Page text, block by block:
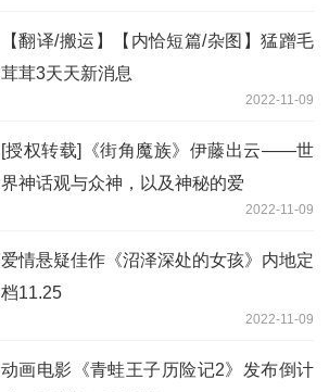
【翻译/搬运】【内恰短篇/杂图】猛蹭毛
茸茸3天天新消息
2022-11-09
[授权转载]《街角魔族》伊藤出云——世
界神话观与众神，以及神秘的爱
2022-11-09
爱情悬疑佳作《沼泽深处的女孩》内地定
档11.25
2022-11-09
动画电影《青蛙王子历险记2》发布倒计